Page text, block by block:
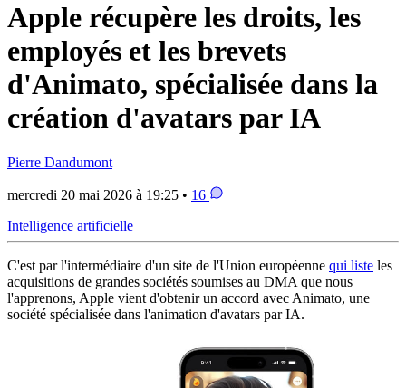
Apple récupère les droits, les
employés et les brevets
d'Animato, spécialisée dans la
création d'avatars par IA
Pierre Dandumont
mercredi 20 mai 2026 à 19:25 • 16
Intelligence artificielle
C'est par l'intermédiaire d'un site de l'Union européenne qui liste les
acquisitions de grandes sociétés soumises au DMA que nous
l'apprenons, Apple vient d'obtenir un accord avec Animato, une
société spécialisée dans l'animation d'avatars par IA.